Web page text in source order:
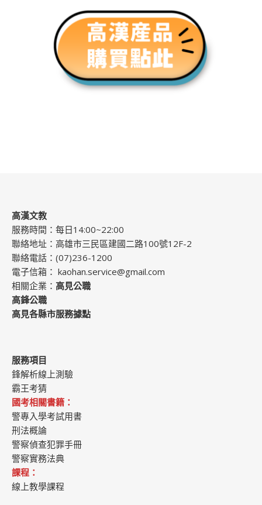
高漢文教
服務時間：每日14:00~22:00
聯絡地址：高雄市三民區建國二路100號12F-2
聯絡電話：(07)236-1200
電子信箱： kaohan.service@gmail.com
相關企業： 高見公職
高鋒公職
高見各縣市服務據點
服務項目
鋒解析線上測驗
霸王考猜
國考相關書籍：
警專入學考試用書
刑法概論
警察偵查犯罪手冊
警察實務法典
課程：
線上教學課程